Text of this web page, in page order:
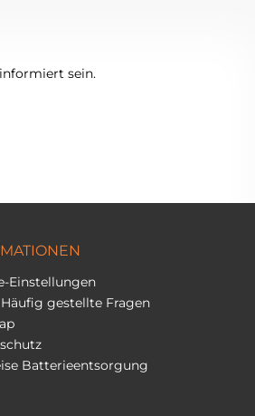
sein.
Einstellungen
Häufig gestellte Fragen
Batterieentsorgung